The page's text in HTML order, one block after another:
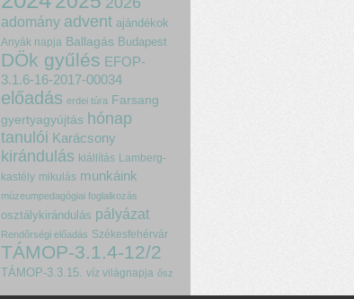
adomány advent ajándékok
Anyák napja Ballagás Budapest
DÖk gyűlés EFOP-
3.1.6-16-2017-00034
előadás erdei túra Farsang
gyertyagyújtás hónap
tanulói Karácsony
kirándulás kiállítás Lamberg-
kastély mikulás munkáink
múzeumpedagógiai foglalkozás
osztálykirándulás pályázat
Rendőrségi előadás Székesfehérvár
TÁMOP-3.1.4-12/2
TÁMOP-3.3.15. víz világnapja ősz